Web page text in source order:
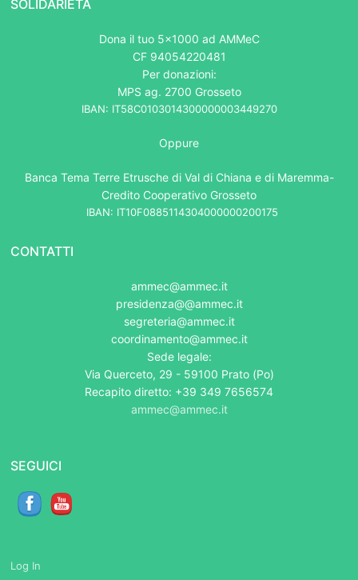
SOLIDARIETÀ
Dona il tuo 5x1000 ad AMMeC
CF 94054220481
Per donazioni:
MPS ag. 2700 Grosseto
IBAN: IT58C0103014300000003449270
Oppure
Banca Tema Terre Etrusche di Val di Chiana e di Maremma-
Credito Cooperativo Grosseto
IBAN: IT10F0885114304000000200175
CONTATTI
ammec@ammec.it
presidenza@@ammec.it
segreteria@ammec.it
coordinamento@ammec.it
Sede legale:
Via Querceto, 29 - 59100 Prato (Po)
Recapito diretto: +39 349 7656574
ammec@ammec.it
SEGUICI
Log In